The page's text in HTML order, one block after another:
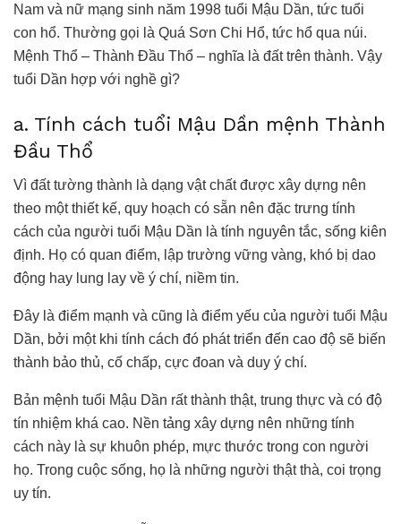
Nam và nữ mạng sinh năm 1998 tuổi Mậu Dần, tức tuổi
con hổ. Thường gọi là Quá Sơn Chi Hổ, tức hổ qua núi.
Mệnh Thổ – Thành Đầu Thổ – nghĩa là đất trên thành. Vậy
tuổi Dần hợp với nghề gì?
a. Tính cách tuổi Mậu Dần mệnh Thành
Đầu Thổ
Vì đất tường thành là dạng vật chất được xây dựng nên
theo một thiết kế, quy hoạch có sẵn nên đặc trưng tính
cách của người tuổi Mậu Dần là tính nguyên tắc, sống kiên
định. Họ có quan điểm, lập trường vững vàng, khó bị dao
động hay lung lay về ý chí, niềm tin.
Đây là điểm mạnh và cũng là điểm yếu của người tuổi Mậu
Dần, bởi một khi tính cách đó phát triển đến cao độ sẽ biến
thành bảo thủ, cố chấp, cực đoan và duy ý chí.
Bản mệnh tuổi Mậu Dần rất thành thật, trung thực và có độ
tín nhiệm khá cao. Nền tảng xây dựng nên những tính
cách này là sự khuôn phép, mực thước trong con người
họ. Trong cuộc sống, họ là những người thật thà, coi trọng
uy tín.